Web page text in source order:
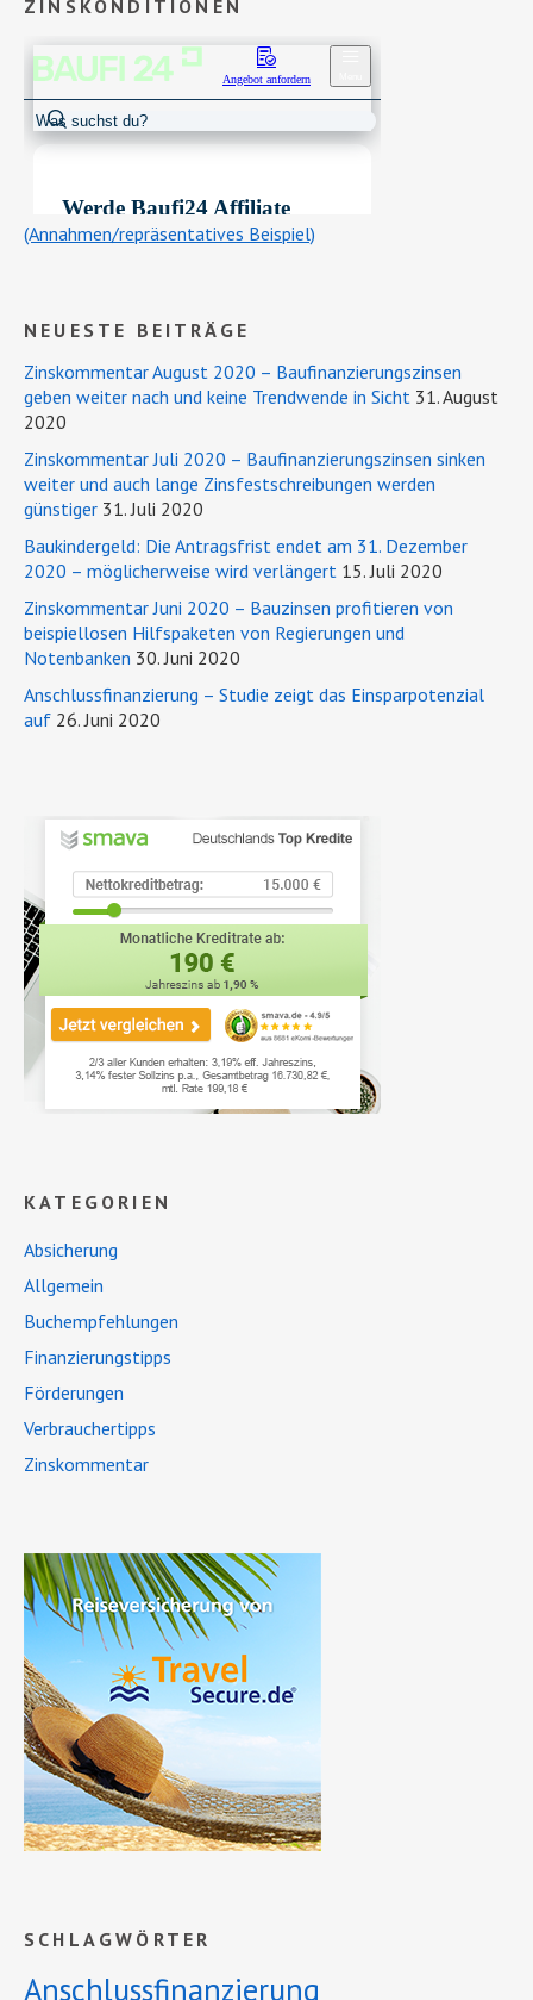
ZINSKONDITIONEN
(Annahmen/repräsentatives Beispiel)
NEUESTE BEITRÄGE
Zinskommentar August 2020 – Baufinanzierungszinsen
geben weiter nach und keine Trendwende in Sicht 31. August
2020
Zinskommentar Juli 2020 – Baufinanzierungszinsen sinken
weiter und auch lange Zinsfestschreibungen werden
günstiger 31. Juli 2020
Baukindergeld: Die Antragsfrist endet am 31. Dezember
2020 – möglicherweise wird verlängert 15. Juli 2020
Zinskommentar Juni 2020 – Bauzinsen profitieren von
beispiellosen Hilfspaketen von Regierungen und
Notenbanken 30. Juni 2020
Anschlussfinanzierung – Studie zeigt das Einsparpotenzial
auf 26. Juni 2020
KATEGORIEN
Absicherung
Allgemein
Buchempfehlungen
Finanzierungstipps
Förderungen
Verbrauchertipps
Zinskommentar
SCHLAGWÖRTER
Anschlussfinanzierung